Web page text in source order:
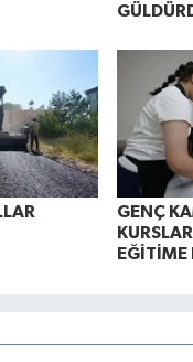
GENÇ
EĞİTİME